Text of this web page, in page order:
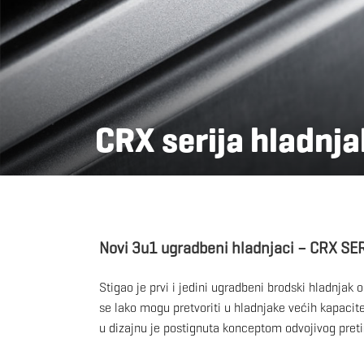
CRX serija
Novi 3u1 ugradbeni hladnjaci – CRX
Stigao je prvi i jedini ugradbeni brodski hladnjak
se lako mogu pretvoriti u hladnjake većih
u dizajnu je postignuta konceptom odvojivog